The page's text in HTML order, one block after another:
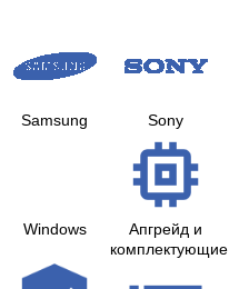
Samsung Sony
Windows
Апгрейд и
комплектующие